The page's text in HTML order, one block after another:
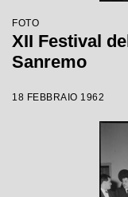
FOTO
XII Festival
Sanremo
18 FEBBRAIO 1962